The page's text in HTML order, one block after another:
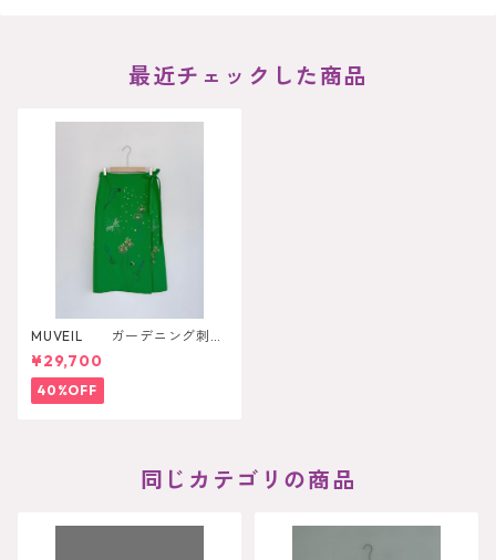
最近チェックした商品
MUVEIL ガーデニング刺繍
スカート
¥29,700
40%OFF
同じカテゴリの商品